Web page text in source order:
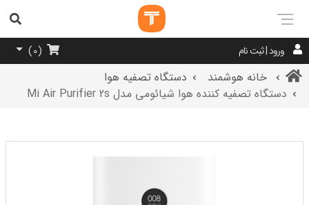
ورود | ثبت نام (
0
)
خانه هوشمند
دستگاه تصفیه هوا
دستگاه تصفیه کننده هوا شیائومی مدل Mi Air Purifier 2s